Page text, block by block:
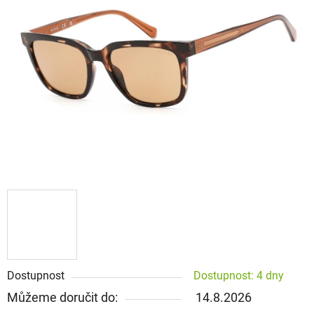
Dostupnost Dostupnost: 4 dny
Můžeme doručit do:
14.8.2026